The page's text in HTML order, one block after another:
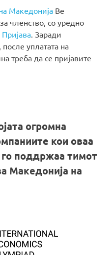
Македонија Ве
членство, со уредно
Пријава. Заради
уплатата на
треба да се пријавите
огромна
кои оваа
поддржаа тимот
Македонија на